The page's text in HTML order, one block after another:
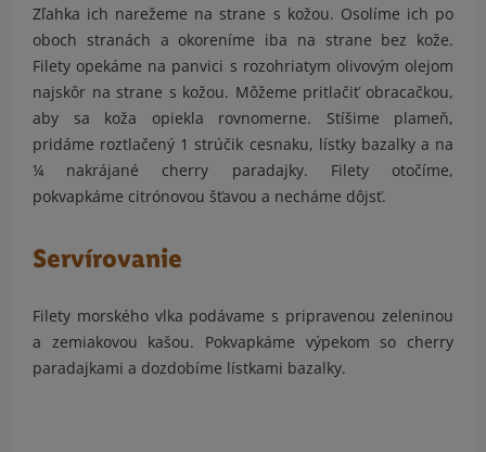
Zľahka ich narežeme na strane s kožou. Osolíme ich po
oboch stranách a okoreníme iba na strane bez kože.
Filety opekáme na panvici s rozohriatym olivovým olejom
najskôr na strane s kožou. Môžeme pritlačiť obracačkou,
aby sa koža opiekla rovnomerne. Stíšime plameň,
pridáme roztlačený 1 strúčik cesnaku, lístky bazalky a na
¼ nakrájané cherry paradajky. Filety otočíme,
pokvapkáme citrónovou šťavou a necháme dôjsť.
Servírovanie
Filety morského vlka podávame s pripravenou zeleninou
a zemiakovou kašou. Pokvapkáme výpekom so cherry
paradajkami a dozdobíme lístkami bazalky.